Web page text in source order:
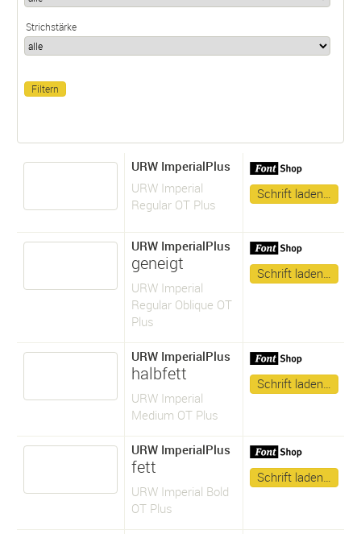
Strichstärke
URW ImperialPlus
URW Imperial
Regular OT Plus
Schrift laden…
URW ImperialPlus
geneigt
URW Imperial
Regular Oblique OT
Plus
Schrift laden…
URW ImperialPlus
halbfett
URW Imperial
Medium OT Plus
Schrift laden…
URW ImperialPlus
fett
URW Imperial Bold
OT Plus
Schrift laden…